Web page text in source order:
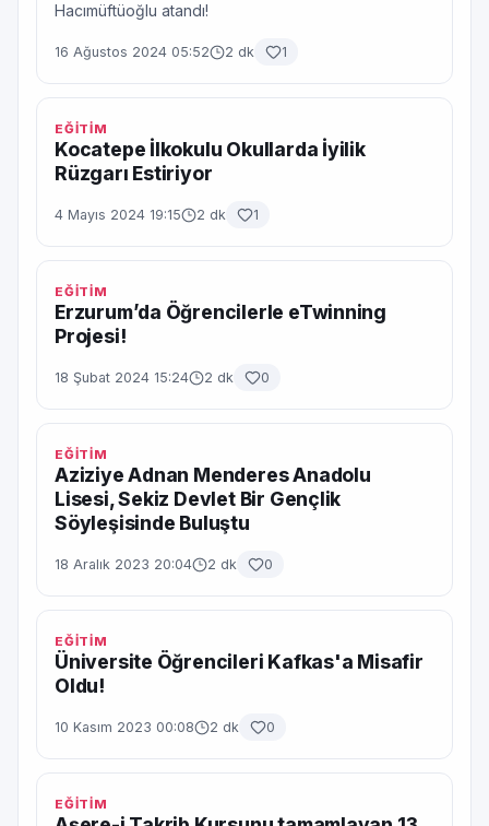
Hacımüftüoğlu atandı!
16 Ağustos 2024 05:52 2 dk 1
EĞİTİM
Kocatepe İlkokulu Okullarda İyilik
Rüzgarı Estiriyor
4 Mayıs 2024 19:15 2 dk 1
EĞİTİM
Erzurum’da Öğrencilerle eTwinning
Projesi!
18 Şubat 2024 15:24 2 dk 0
EĞİTİM
Aziziye Adnan Menderes Anadolu
Lisesi, Sekiz Devlet Bir Gençlik
Söyleşisinde Buluştu
18 Aralık 2023 20:04 2 dk 0
EĞİTİM
Üniversite Öğrencileri Kafkas'a Misafir
Oldu!
10 Kasım 2023 00:08 2 dk 0
EĞİTİM